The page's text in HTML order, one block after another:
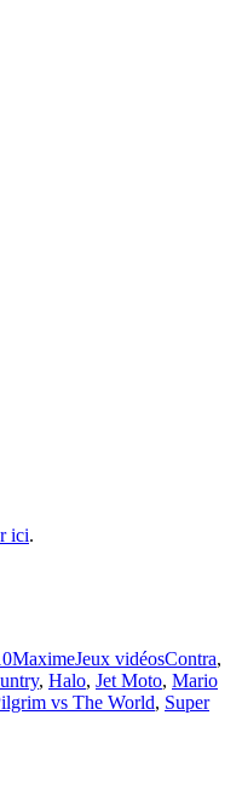
ici.
MaximeCatégories
Jeux vidéosÉtiquettes
Contra,
, Halo, Jet Moto, Mario
vs The World, Super